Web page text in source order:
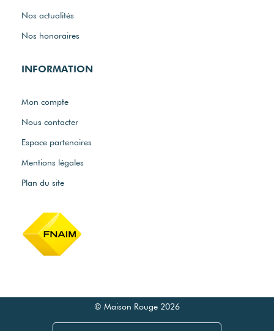
Nos actualités
Nos honoraires
INFORMATION
Mon compte
Nous contacter
Espace partenaires
Mentions légales
Plan du site
© Maison Rouge 2026